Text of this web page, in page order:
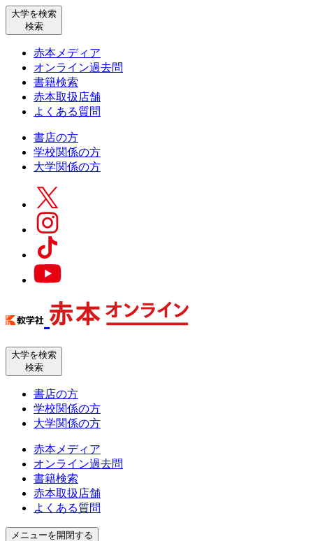
大学を検索
検索
赤本メディア
オンライン過去問
書籍検索
赤本取扱店舗
よくある質問
書店の方
学校関係の方
大学関係の方
大学を検索
検索
書店の方
学校関係の方
大学関係の方
赤本メディア
オンライン過去問
書籍検索
赤本取扱店舗
よくある質問
メニューを開閉する